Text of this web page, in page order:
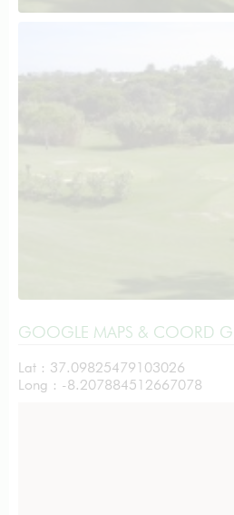
GOOGLE MAPS & COORD
Lat : 37.09825479103026
Long : -8.207884512667078